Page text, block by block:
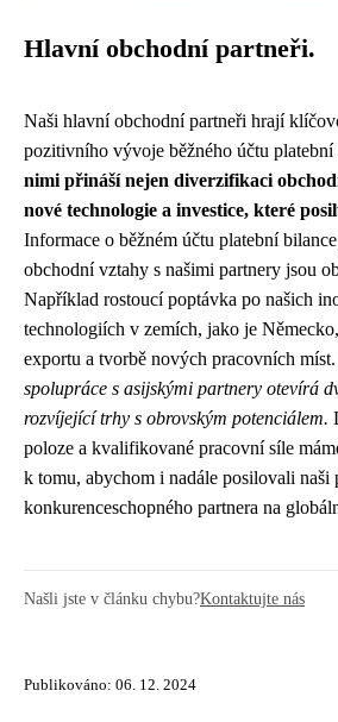
Hlavní obchodní partneři.
Naši hlavní obchodní partneři hrají
pozitivního vývoje běžného účtu platební
nimi přináší nejen diverzifikaci
nové technologie a investice, které
Informace o běžném účtu platební
obchodní vztahy s našimi partnery jsou
Například rostoucí poptávka po našich
technologiích v zemích, jako je
exportu a tvorbě nových pracovních míst.
spolupráce s asijskými partnery otevírá
rozvíjející trhy s obrovským potenciálem.
poloze a kvalifikované pracovní síle
k tomu, abychom i nadále posilovali naši
konkurenceschopného partnera na
Našli jste v článku chybu?Kontaktujte nás
Publikováno: 06. 12. 2024